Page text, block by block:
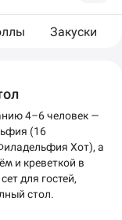
Закуски
4–6 человек —
(16
Хот), а
и креветкой в
для гостей,
стол.